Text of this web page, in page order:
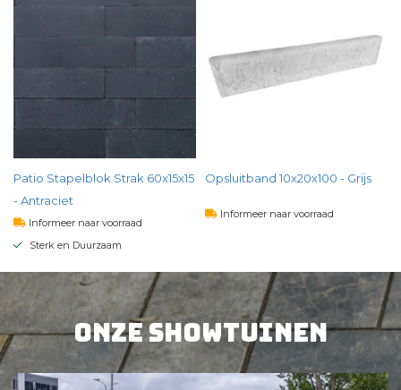
Patio Stapelblok Strak 60x15x15
- Antraciet
Informeer naar voorraad
Sterk en Duurzaam
5,87per st
BEKIJK PRODUCT
Opsluitband 10x20x100 - Grijs
Informeer naar voorraad
BEKIJK PRODUCT
Onze showtuinen